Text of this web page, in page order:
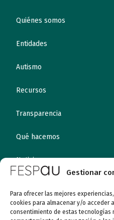
Gestionar
Para ofrecer las mejores
cookies para almacenar y/o acceder
consentimiento de estas tecnologías
Quiénes somos
Entidades
Autismo
Recursos
Transparencia
Qué hacemos
Noticias
Canal ético
Contacto